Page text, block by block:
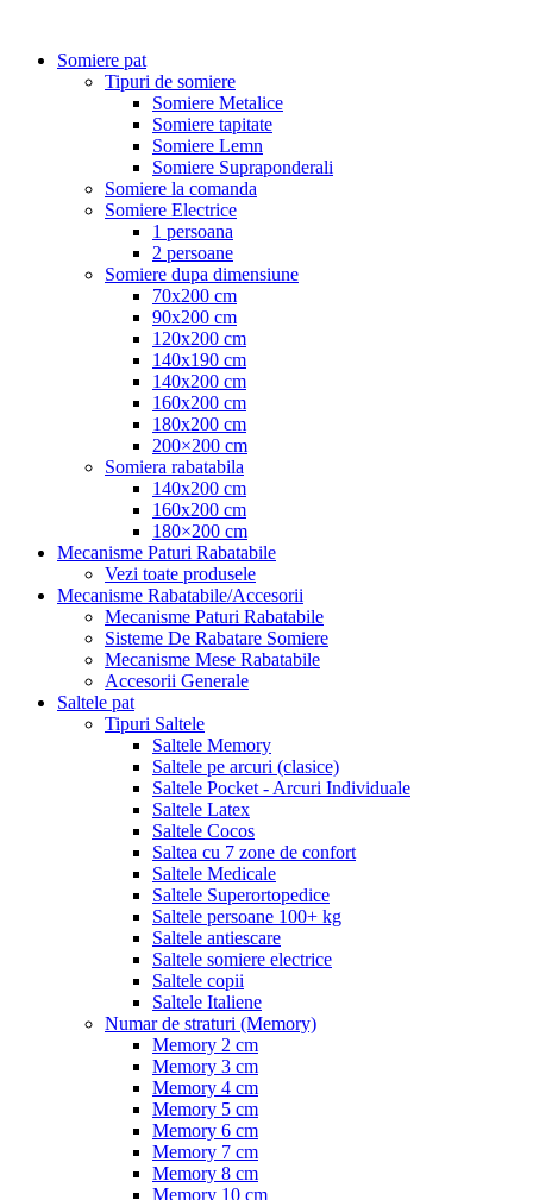
Somiere pat
Tipuri de somiere
Somiere Metalice
Somiere tapitate
Somiere Lemn
Somiere Supraponderali
Somiere la comanda
Somiere Electrice
1 persoana
2 persoane
Somiere dupa dimensiune
70x200 cm
90x200 cm
120x200 cm
140x190 cm
140x200 cm
160x200 cm
180x200 cm
200×200 cm
Somiera rabatabila
140x200 cm
160x200 cm
180×200 cm
Mecanisme Paturi Rabatabile
Vezi toate produsele
Mecanisme Rabatabile/Accesorii
Mecanisme Paturi Rabatabile
Sisteme De Rabatare Somiere
Mecanisme Mese Rabatabile
Accesorii Generale
Saltele pat
Tipuri Saltele
Saltele Memory
Saltele pe arcuri (clasice)
Saltele Pocket - Arcuri Individuale
Saltele Latex
Saltele Cocos
Saltea cu 7 zone de confort
Saltele Medicale
Saltele Superortopedice
Saltele persoane 100+ kg
Saltele antiescare
Saltele somiere electrice
Saltele copii
Saltele Italiene
Numar de straturi (Memory)
Memory 2 cm
Memory 3 cm
Memory 4 cm
Memory 5 cm
Memory 6 cm
Memory 7 cm
Memory 8 cm
Memory 10 cm